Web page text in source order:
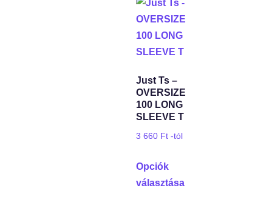
Just Ts –
OVERSIZE
100 LONG
SLEEVE T
3 660 Ft -tól
Opciók
választása